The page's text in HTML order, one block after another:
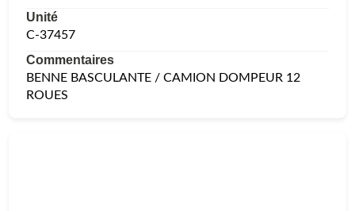
Unité
C-37457
Commentaires
BENNE BASCULANTE / CAMION DOMPEUR 12
ROUES